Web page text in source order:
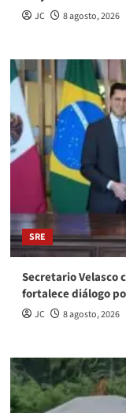
JC 8 agosto, 2026
SRE
Secretario Velasco
fortalece diálogo
JC 8 agosto, 2026